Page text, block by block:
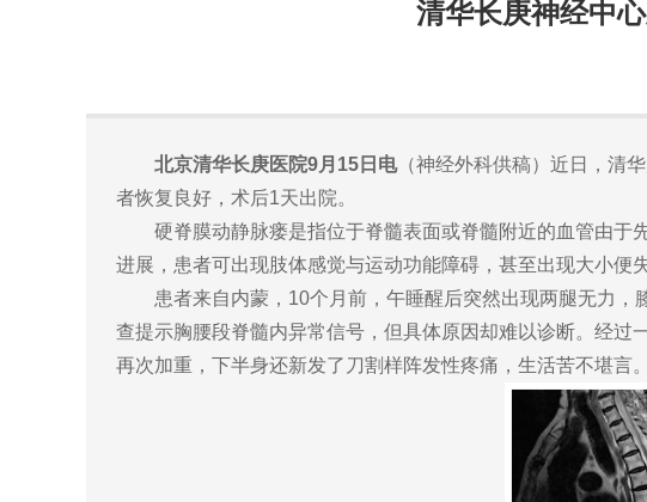
清华长庚神经中
北京清华长庚医院9月15日电（神经外科供稿）近日，清
者恢复良好，术后1天出院。
硬脊膜动静脉瘘是指位于脊髓表面或脊髓附近的血管由于
进展，患者可出现肢体感觉与运动功能障碍，甚至出现大小便
患者来自内蒙，10个月前，午睡醒后突然出现两腿无力，
查提示胸腰段脊髓内异常信号，但具体原因却难以诊断。经
再次加重，下半身还新发了刀割样阵发性疼痛，生活苦不堪言